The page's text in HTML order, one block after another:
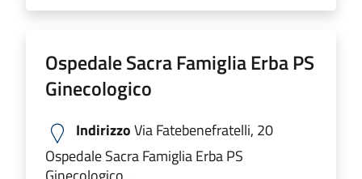
Ospedale Sacra Famiglia Erba PS
Ginecologico
IndirizzoVia Fatebenefratelli, 20
Ospedale Sacra Famiglia Erba PS